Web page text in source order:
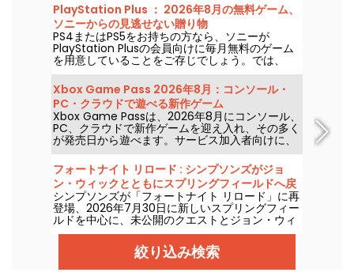
PlayStation Plus ： 2026年8月の無料ゲーム、
ソニーからの見逃せない贈り物
PS4またはPS5をお持ちの方なら、ソニーが
PlayStation Plusの会員向けに毎月無料のゲーム
を用意していることをご存じでしょう。では、
2026年8月の無料提供タイトルは何でしょうか。
今月のセレクションを確認してください。
Xbox Game Pass 2026年8月：コンソール・
PC・クラウドで遊べる新作ゲーム
Xbox Game Passは、2026年8月にコンソール、
PC、クラウドで新作ゲームを迎え入れ、その多く
が発売日から遊べます。サービス加入者向けに、
Microsoftが発表した主な追加タイトルをご紹介
します。
フォートナイト リロード : シンプソンズがジョ
ン・ウィックとともにスプリングフィールドへ戻
る
シンプソンズが「フォートナイト リロード」に再
登場、2026年7月30日に新しいスプリングフィー
ルドを中心に、未公開のクエストとジョン・ウィ
ックとのコラボを実現。アップデートでは象徴的
なロケーションが追加され、伝説の暗殺者向けの
スペシャルスタイルと新たなゲームプレイ要素が
登場する。
絞り込み検索